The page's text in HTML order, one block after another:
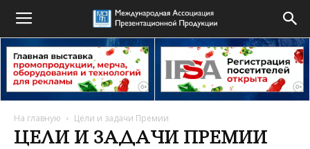
На главную Цели и задачи Премии
ЦЕЛИ И ЗАДАЧИ ПРЕМИИ